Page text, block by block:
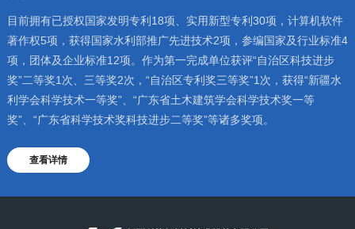
目前拥有已授权国家发明专利18项、实用新型专利30项，计算机软件
著作权5项，获得国家水利部推广先进技术2项，参编国家及行业标准4
项，团体及企业标准12项。作为第一完成单位获评“自治区科技进步
奖”二等奖1次、三等奖2次，“自治区专利奖三等奖”1次，获得“新疆水
利学会科学技术一等奖”、“广东省土木建筑学会科学技术奖一等
奖”、“广东省科学技术奖科技进步二等奖”等诸多奖项。
查看详情